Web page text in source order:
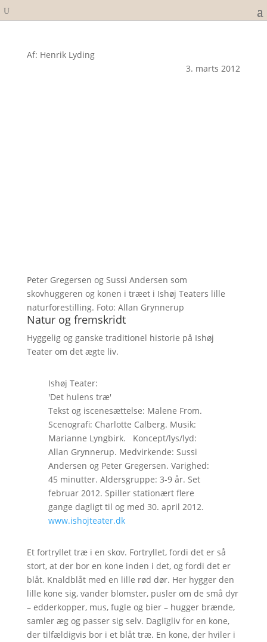
Af: Henrik Lyding
3. marts 2012
Peter Gregersen og Sussi Andersen som
skovhuggeren og konen i træet i Ishøj Teaters lille
naturforestilling. Foto: Allan Grynnerup
Natur og fremskridt
Hyggelig og ganske traditionel historie på Ishøj
Teater om det ægte liv.
Ishøj Teater:
'Det hulens træ'
Tekst og iscenesættelse: Malene From.
Scenografi: Charlotte Calberg. Musik:
Marianne Lyngbirk. Koncept/lys/lyd:
Allan Grynnerup. Medvirkende: Sussi
Andersen og Peter Gregersen. Varighed:
45 minutter. Aldersgruppe: 3-9 år. Set
februar 2012. Spiller stationært flere
gange dagligt til og med 30. april 2012.
www.ishojteater.dk
Et fortryllet træ i en skov. Fortryllet, fordi det er så
stort, at der bor en kone inden i det, og fordi det er
blåt. Knaldblåt med en lille rød dør. Her hygger den
lille kone sig, vander blomster, pusler om de små dyr
– edderkopper, mus, fugle og bier – hugger brænde,
samler æg og passer sig selv. Dagligliv for en kone,
der tilfældigvis bor i et blåt træ. En kone, der hviler i